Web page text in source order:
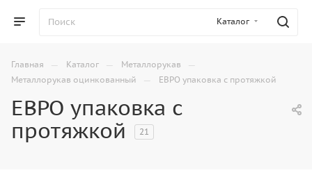
Каталог
Главная — Каталог — Металлорукав —
Металлорукав оцинкованный — ЕВРО упаковка с протяжкой
ЕВРО упаковка с
протяжкой
21